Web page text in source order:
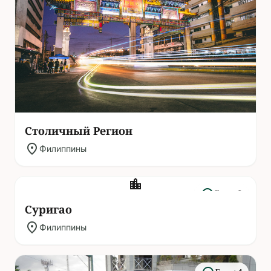
Столичный Регион
location_on Филиппины
location_city
headphones Гиды: 0
Суригао
location_on Филиппины